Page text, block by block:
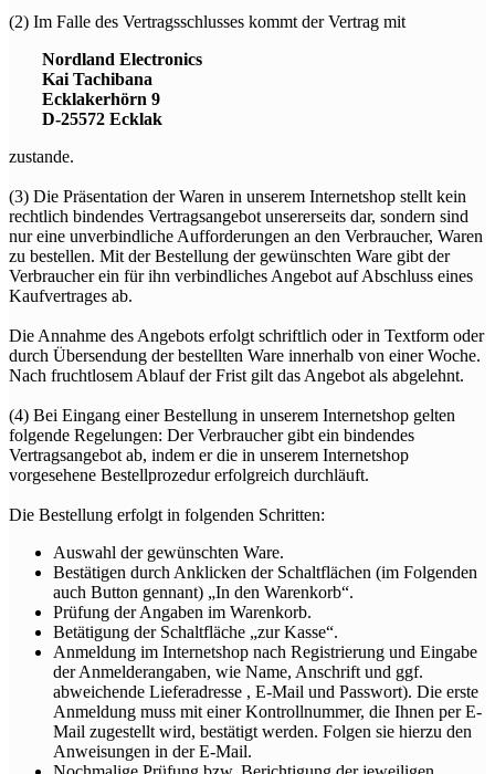
(2) Im Falle des Vertragsschlusses kommt der Vertrag mit
Nordland Electronics
Kai Tachibana
Ecklakerhörn 9
D-25572 Ecklak
zustande.
(3) Die Präsentation der Waren in unserem Internetshop stellt kein
rechtlich bindendes Vertragsangebot unsererseits dar, sondern sind
nur eine unverbindliche Aufforderungen an den Verbraucher, Waren
zu bestellen. Mit der Bestellung der gewünschten Ware gibt der
Verbraucher ein für ihn verbindliches Angebot auf Abschluss eines
Kaufvertrages ab.
Die Annahme des Angebots erfolgt schriftlich oder in Textform oder
durch Übersendung der bestellten Ware innerhalb von einer Woche.
Nach fruchtlosem Ablauf der Frist gilt das Angebot als abgelehnt.
(4) Bei Eingang einer Bestellung in unserem Internetshop gelten
folgende Regelungen: Der Verbraucher gibt ein bindendes
Vertragsangebot ab, indem er die in unserem Internetshop
vorgesehene Bestellprozedur erfolgreich durchläuft.
Die Bestellung erfolgt in folgenden Schritten:
Auswahl der gewünschten Ware.
Bestätigen durch Anklicken der Schaltflächen (im Folgenden
auch Button gennant) „In den Warenkorb“.
Prüfung der Angaben im Warenkorb.
Betätigung der Schaltfläche „zur Kasse“.
Anmeldung im Internetshop nach Registrierung und Eingabe
der Anmelderangaben, wie Name, Anschrift und ggf.
abweichende Lieferadresse , E-Mail und Passwort). Die erste
Anmeldung muss mit einer Kontrollnummer, die Ihnen per E-
Mail zugestellt wird, bestätigt werden. Folgen sie hierzu den
Anweisungen in der E-Mail.